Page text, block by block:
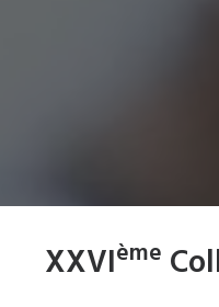
XXVIème